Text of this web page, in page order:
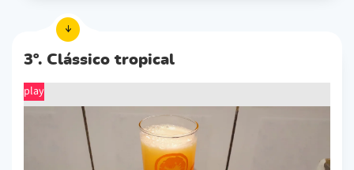
3º. Clássico tropical
play